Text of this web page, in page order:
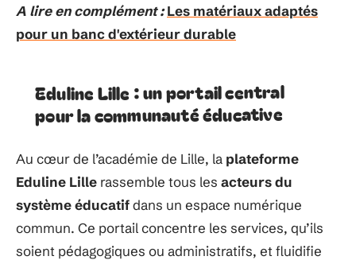
A lire en complément : Les matériaux adaptés
pour un banc d'extérieur durable
Eduline Lille : un portail central
pour la communauté éducative
Au cœur de l’académie de Lille, la plateforme
Eduline Lille rassemble tous les acteurs du
système éducatifdans un espace numérique
commun. Ce portail concentre les services, qu’ils
soient pédagogiques ou administratifs, et fluidifie